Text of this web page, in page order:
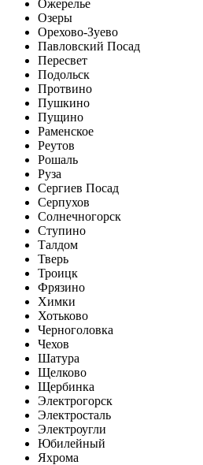
Ожерелье
Озеры
Орехово-Зуево
Павловский Посад
Пересвет
Подольск
Протвино
Пушкино
Пущино
Раменское
Реутов
Рошаль
Руза
Сергиев Посад
Серпухов
Солнечногорск
Ступино
Талдом
Тверь
Троицк
Фрязино
Химки
Хотьково
Черноголовка
Чехов
Шатура
Щелково
Щербинка
Электрогорск
Электросталь
Электроугли
Юбилейный
Яхрома